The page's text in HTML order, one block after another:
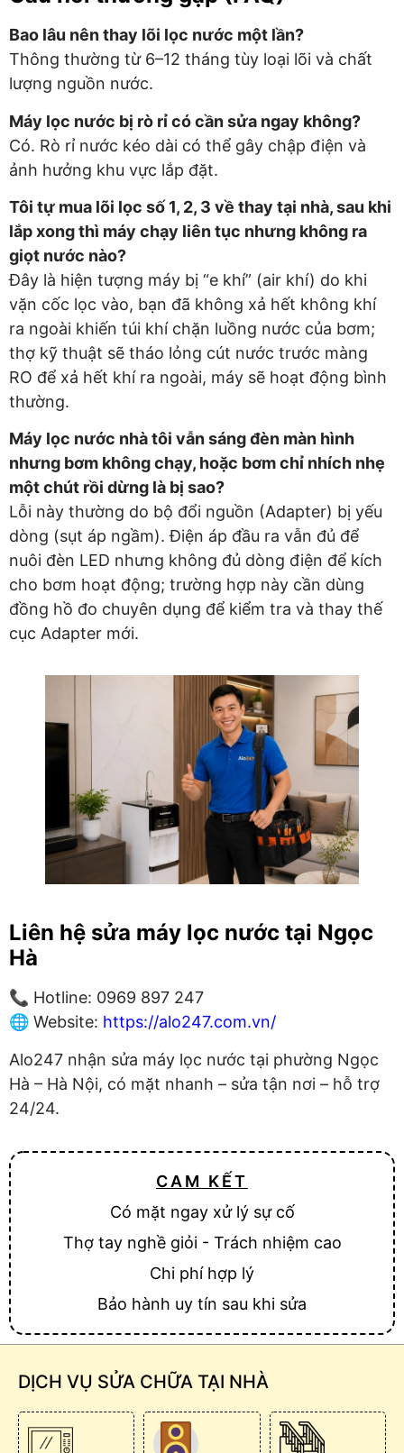
Bao lâu nên thay lõi lọc nước một lần?
Thông thường từ 6–12 tháng tùy loại lõi và chất
lượng nguồn nước.
Máy lọc nước bị rò rỉ có cần sửa ngay không?
Có. Rò rỉ nước kéo dài có thể gây chập điện và
ảnh hưởng khu vực lắp đặt.
Tôi tự mua lõi lọc số 1, 2, 3 về thay tại nhà, sau khi
lắp xong thì máy chạy liên tục nhưng không ra
giọt nước nào?
Đây là hiện tượng máy bị “e khí” (air khí) do khi
vặn cốc lọc vào, bạn đã không xả hết không khí
ra ngoài khiến túi khí chặn luồng nước của bơm;
thợ kỹ thuật sẽ tháo lỏng cút nước trước màng
RO để xả hết khí ra ngoài, máy sẽ hoạt động bình
thường.
Máy lọc nước nhà tôi vẫn sáng đèn màn hình
nhưng bơm không chạy, hoặc bơm chỉ nhích nhẹ
một chút rồi dừng là bị sao?
Lỗi này thường do bộ đổi nguồn (Adapter) bị yếu
dòng (sụt áp ngầm). Điện áp đầu ra vẫn đủ để
nuôi đèn LED nhưng không đủ dòng điện để kích
cho bơm hoạt động; trường hợp này cần dùng
đồng hồ đo chuyên dụng để kiểm tra và thay thế
cục Adapter mới.
Liên hệ sửa máy lọc nước tại Ngọc
Hà
📞 Hotline: 0969 897 247
🌐 Website: https://alo247.com.vn/
Alo247 nhận sửa máy lọc nước tại phường Ngọc
Hà – Hà Nội, có mặt nhanh – sửa tận nơi – hỗ trợ
24/24.
CAM KẾT
Có mặt ngay xử lý sự cố
Thợ tay nghề giỏi - Trách nhiệm cao
Chi phí hợp lý
Bảo hành uy tín sau khi sửa
DỊCH VỤ SỬA CHỮA TẠI NHÀ